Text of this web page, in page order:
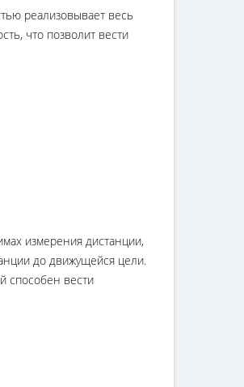
реализовывает весь
что позволит вести
измерения дистанции,
до движущейся цели.
способен вести